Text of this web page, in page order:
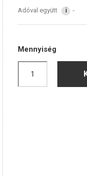
Adóval együtt i
Mennyiség